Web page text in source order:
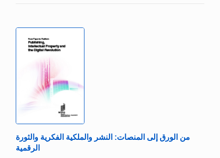
من الورق إلى المنصات: النشر والملكية الفكرية والثورة
الرقمية